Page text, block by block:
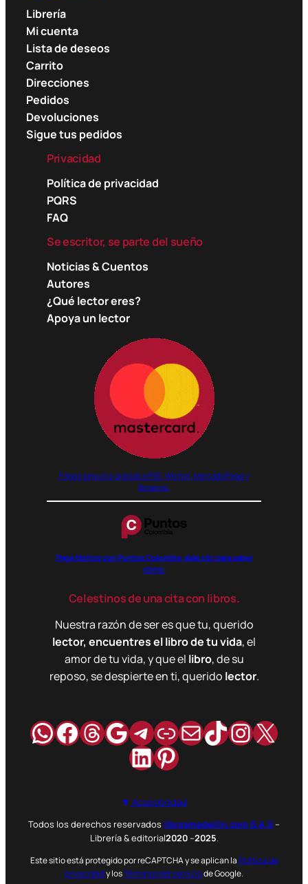
Librería
Mi cuenta
Lista de deseos
Carrito
Direcciones
Pedidos
Devoluciones
Sigue tus pedidos
Privacidad
Política de privacidad
PQRS
FAQ
Se escritor, se parte del sueño
Noticias & Cuentos
Autores
¿Qué lector eres?
Apoya un lector
Pagos seguros gracias a PSE, Wompi, MercadoPago y
Binance.
Paga libritos con Puntos Colombia, dale clic para saber
cómo.
Celestinos de una cita con libros.
Nuestra razón de ser es que tu, querido
lector, encuentres el libro de tu vida, el
amor de tu vida, y que el libro, de su
reposo, se despierte en ti, querido lector.
WhatsApp
Facebook
Hilos
Google
Telegram
Enlace
Correo
TikTok
X
LinkedIn
Pinterest
Accesibilidad
Todos los derechos reservados librosmedellin.com S.A.S–
Librería & editorial2020–2025.
Este sitio está protegido por reCAPTCHA y se aplican laPolítica de
privacidady losTérminos del serviciode Google.